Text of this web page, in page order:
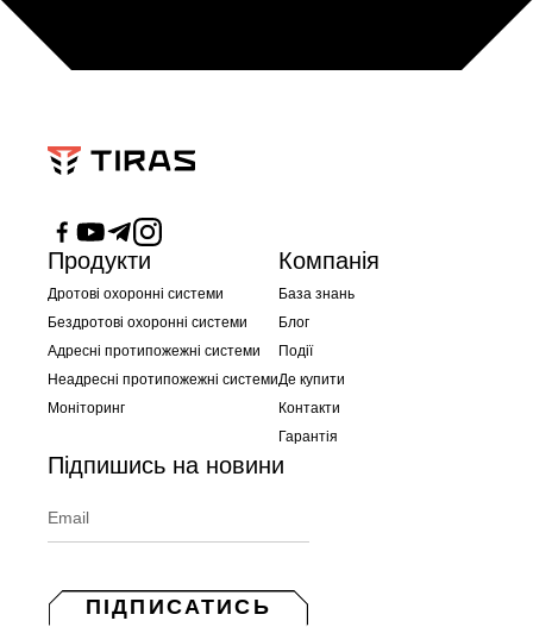
Продукти
Дротові охоронні системи
Бездротові охоронні системи
Адресні протипожежні системи
Неадресні протипожежні системи
Моніторинг
Компанія
База знань
Блог
Події
Де купити
Контакти
Гарантія
Підпишись на новини
ПІДПИСАТИСЬ